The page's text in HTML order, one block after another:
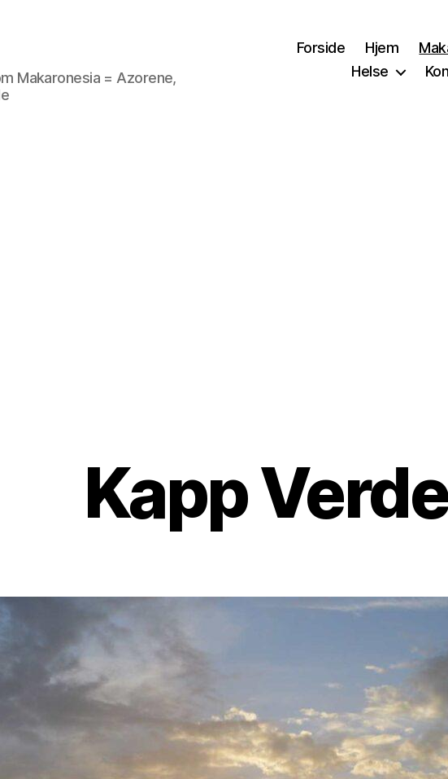
Makaronesia = Azorene,
Forside Hjem
Helse
Kapp Verde